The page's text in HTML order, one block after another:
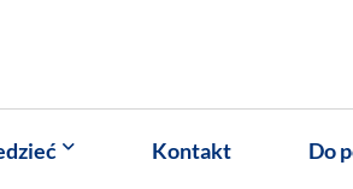
Kontakt Do